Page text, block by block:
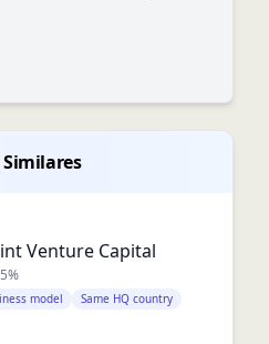
Venture Capital
%
model Same HQ country